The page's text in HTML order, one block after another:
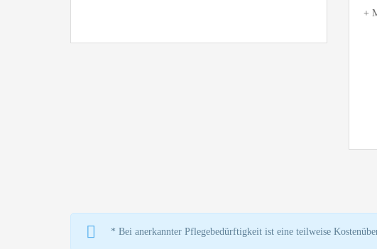
+
* Bei anerkannter Pflegebedürftigkeit ist eine teilweise